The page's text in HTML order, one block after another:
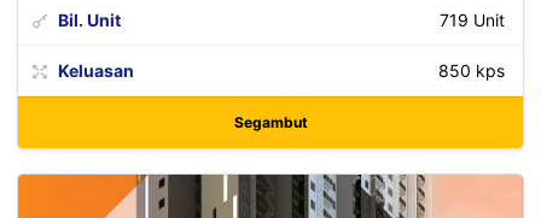
Bil. Unit 719 Unit
Keluasan 850 kps
Segambut